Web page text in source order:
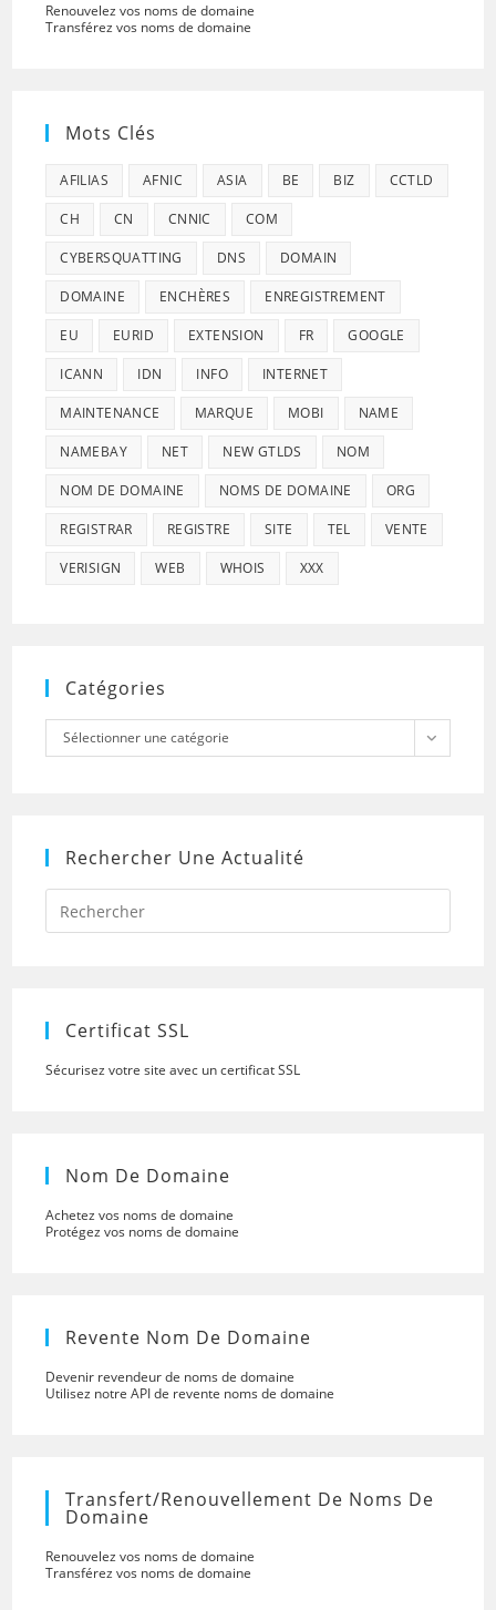
Renouvelez vos noms de domaine
Transférez vos noms de domaine
Mots Clés
AFILIAS AFNIC ASIA BE BIZ CCTLD
CH CN CNNIC COM
CYBERSQUATTING DNS DOMAIN
DOMAINE ENCHÈRES ENREGISTREMENT
EU EURID EXTENSION FR GOOGLE
ICANN IDN INFO INTERNET
MAINTENANCE MARQUE MOBI NAME
NAMEBAY NET NEW GTLDS NOM
NOM DE DOMAINE NOMS DE DOMAINE ORG
REGISTRAR REGISTRE SITE TEL VENTE
VERISIGN WEB WHOIS XXX
Catégories
Catégories
Sélectionner une catégorie
Rechercher Une Actualité
Press
to
Certificat SSL
Sécurisez votre site avec un certificat SSL
Nom De Domaine
Achetez vos noms de domaine
Protégez vos noms de domaine
Revente Nom De Domaine
Devenir revendeur de noms de domaine
Utilisez notre API de revente noms de domaine
Transfert/renouvellement De Noms De
Domaine
Renouvelez vos noms de domaine
Transférez vos noms de domaine